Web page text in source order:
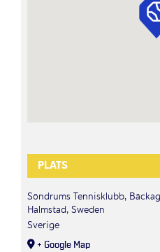
PLATS
Söndrums Tennisklubb,
Halmstad, Sweden
Sverige
+ Google Map